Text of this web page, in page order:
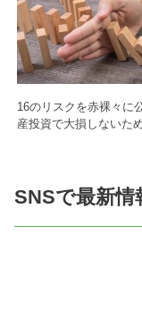
16のリスクを赤裸々に
産投資で大損しないた
SNSで最新情